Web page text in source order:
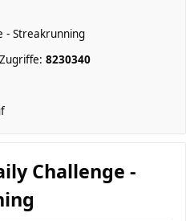
- Streakrunning
Zugriffe: 8230340
Challenge -